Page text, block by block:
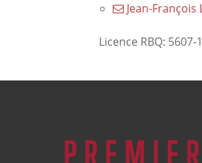
Jean-François
Licence RBQ: 5607-